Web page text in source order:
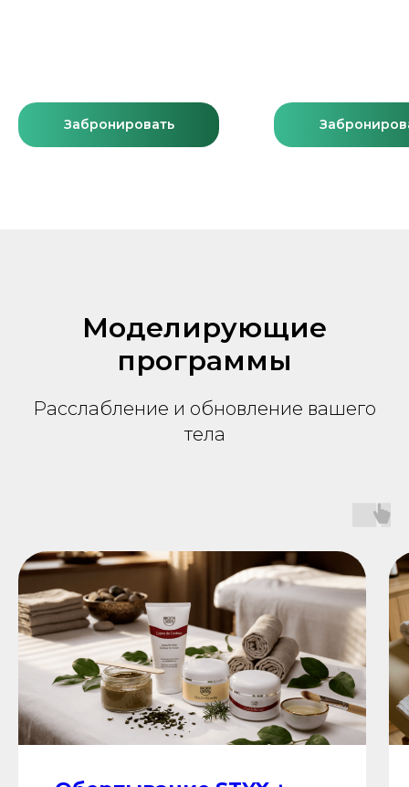
Забронировать
Моделирующие
программы
Расслабление и обновление вашего
тела